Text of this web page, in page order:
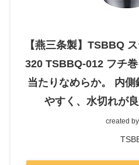
【燕三条製】TSBBQ
320 TSBBQ-012 フチ
当たりなめらか。 内
やすく、水切れが
created by